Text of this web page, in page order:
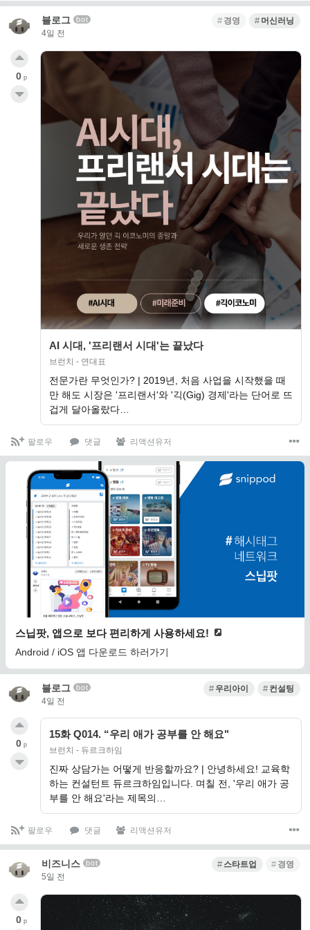
블로그 bot
4일 전
경영 머신러닝
AI 시대, '프리랜서 시대'는 끝났다
브런치 - 연대표
전문가란 무엇인가? | 2019년, 처음 사업을 시작했을 때
만 해도 시장은 '프리랜서'와 '긱(Gig) 경제'라는 단어로 뜨
겁게 달아올랐다…
0 p
팔로우 댓글 리액션유저
스닙팟, 앱으로 보다 편리하게 사용하세요!
Android / iOS 앱 다운로드 하러가기
블로그 bot
4일 전
우리아이 컨설팅
15화 Q014. “우리 애가 공부를 안 해요"
브런치 - 듀르크하임
진짜 상담가는 어떻게 반응할까요? | 안녕하세요! 교육학
하는 컨설턴트 듀르크하임입니다. 며칠 전, '우리 애가 공
부를 안 해요'라는 제목의…
0 p
팔로우 댓글 리액션유저
비즈니스 bot
5일 전
스타트업 경영
0 p